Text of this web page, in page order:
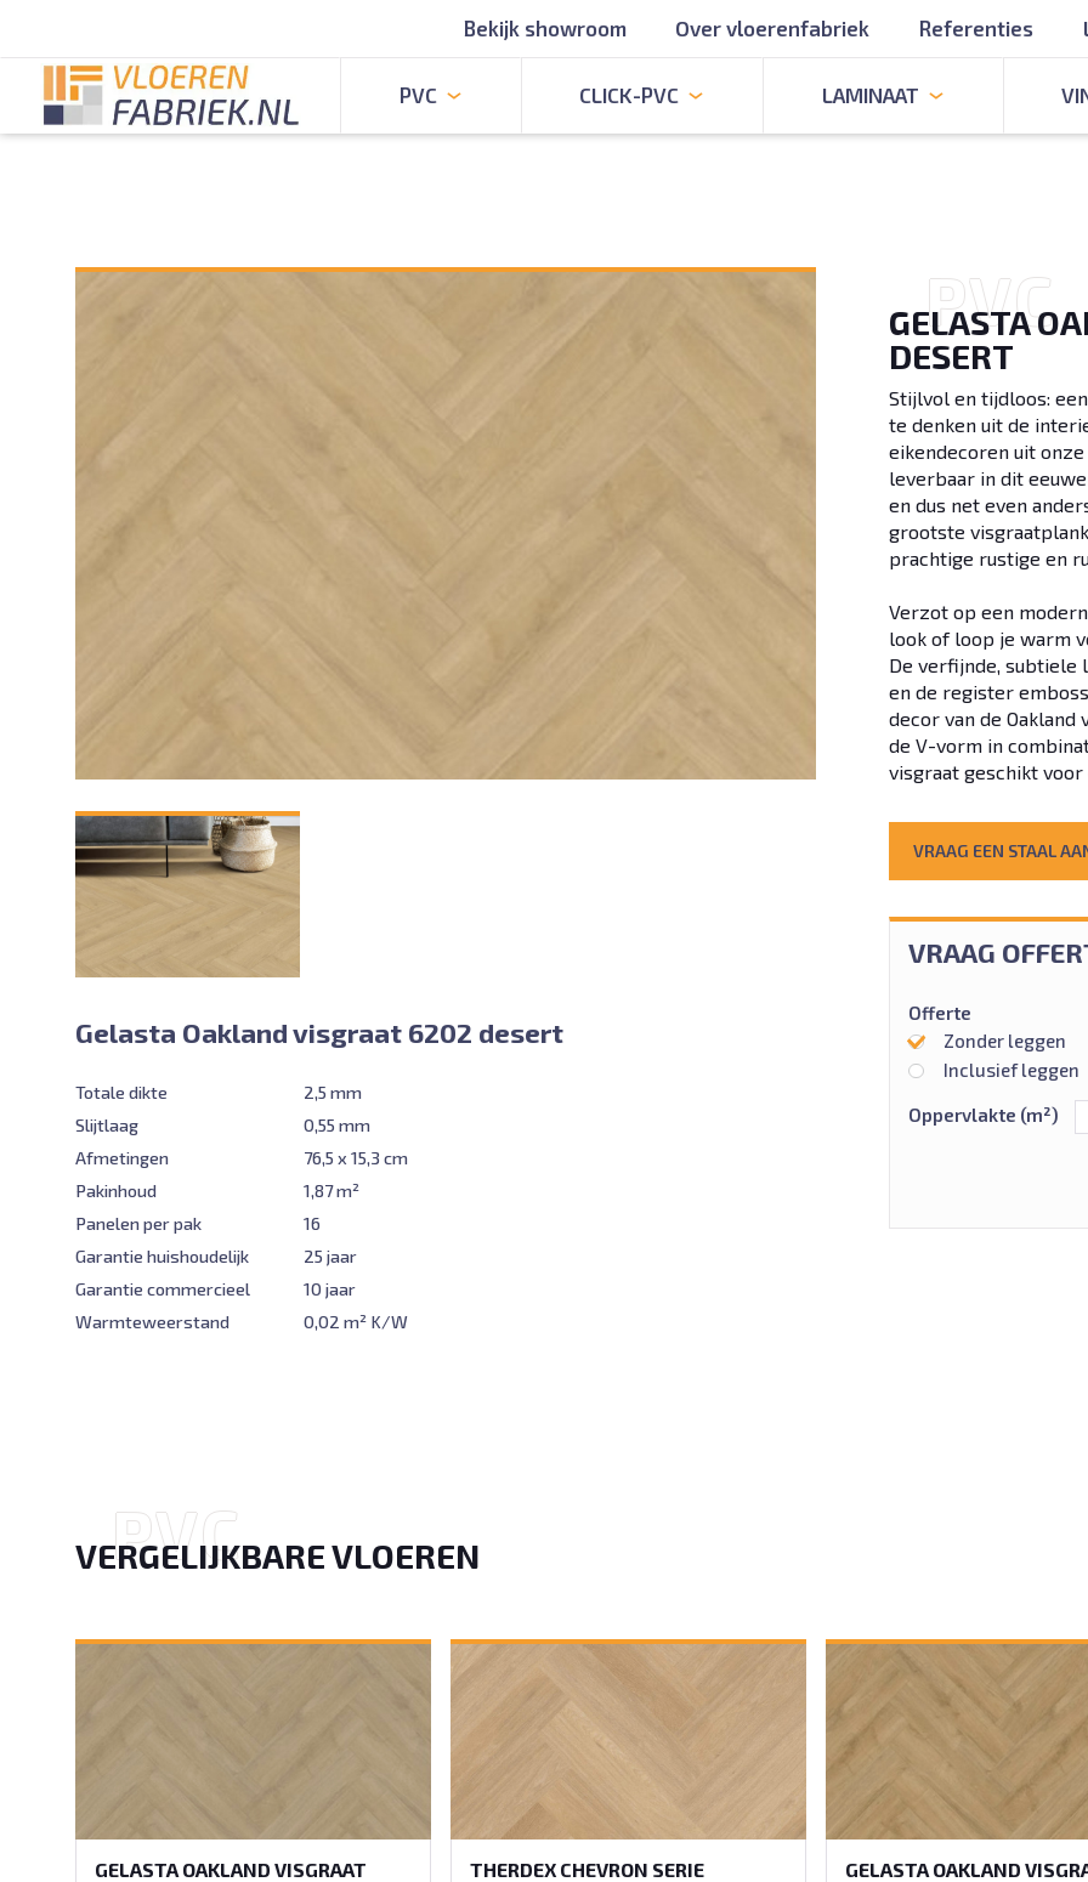
Bekijk showroom Over vloerenfabriek Referenties
PVC CLICK-PVC LAMINAAT
PVC
GELASTA
DESERT
Stijlvol en tijdloos:
te denken uit de
eikendecoren uit onze
leverbaar in dit
en dus net even
grootste
prachtige rustige en
Verzot op een
look of loop je warm
De verfijnde, subtiele
en de register
decor van de
de V-vorm in
visgraat geschikt
VRAAG EEN STAAL
VRAAG
Offerte
Zonder leggen
Inclusief leggen
Oppervlakte (m²)
Gelasta Oakland visgraat 6202 desert
Totale dikte
2,5 mm
Slijtlaag
0,55 mm
Afmetingen
76,5 x 15,3 cm
Pakinhoud
1,87 m²
Panelen per pak
16
Garantie huishoudelijk
25 jaar
Garantie commercieel
10 jaar
Warmteweerstand
0,02 m² K/W
PVC
VERGELIJKBARE VLOEREN
GELASTA OAKLAND VISGRAAT
THERDEX CHEVRON SERIE
GELASTA OAKLAND